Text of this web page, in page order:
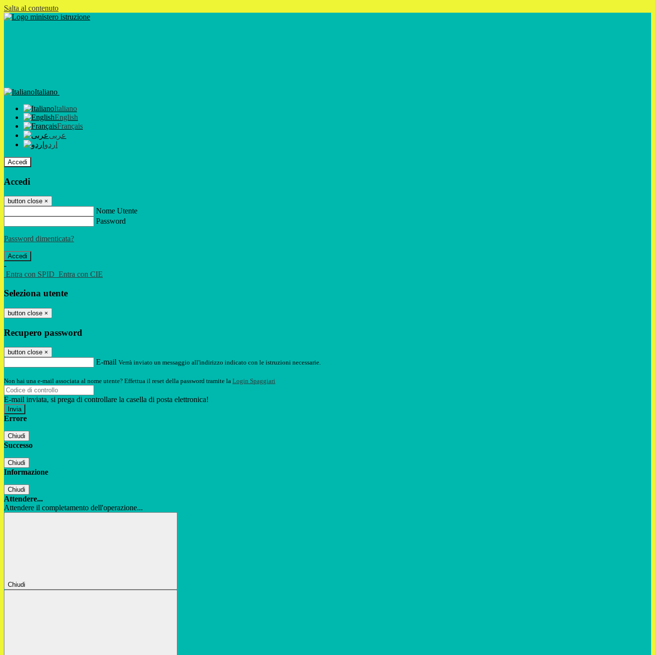
Salta al contenuto
Italiano
Italiano
English
Français
عربى
اردو
Accedi
Accedi
button close ×
Nome Utente
Password
Password dimenticata?
-
Entra con SPID Entra con CIE
Seleziona utente
button close ×
Recupero password
button close ×
E-mail Verrà inviato un messaggio all'indirizzo indicato con le istruzioni necessarie.
Non hai una e-mail associata al nome utente? Effettua il reset della password tramite la Login Spaggiari
E-mail inviata, si prega di controllare la casella di posta elettronica!
Errore
Chiudi
Successo
Chiudi
Informazione
Chiudi
Attendere...
Attendere il completamento dell'operazione...
Chiudi